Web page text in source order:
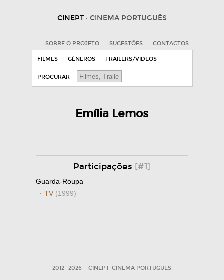
CINEPT · CINEMA PORTUGUÊS
SOBRE O PROJETO SUGESTÕES CONTACTOS
FILMES GÉNEROS TRAILERS/VIDEOS
PROCURAR
Emília Lemos
Participações [#1]
Guarda-Roupa
· TV (1999)
2012—2026 CINEPT-CINEMA PORTUGUES